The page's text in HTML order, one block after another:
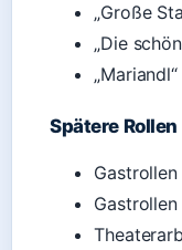
„Große
„Die
Spätere
Gastrollen
Gastrollen